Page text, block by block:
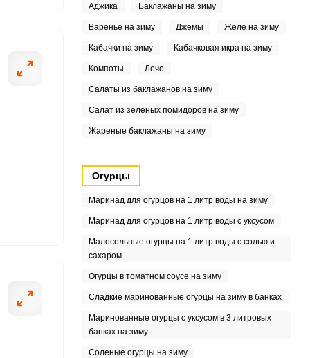
Аджика Баклажаны на зиму
Варенье на зиму Джемы Желе на зиму
Кабачки на зиму Кабачковая икра на зиму
Компоты Лечо
Салаты из баклажанов на зиму
Салат из зеленых помидоров на зиму
Жареные баклажаны на зиму
Огурцы
Маринад для огурцов на 1 литр воды на зиму
Маринад для огурцов на 1 литр воды с уксусом
Малосольные огурцы на 1 литр воды с солью и
сахаром
Огурцы в томатном соусе на зиму
Сладкие маринованные огурцы на зиму в банках
Маринованные огурцы с уксусом в 3 литровых
банках на зиму
Соленые огурцы на зиму